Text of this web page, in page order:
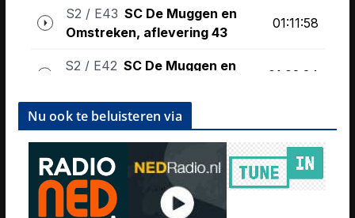
Nu ook te beluisteren via